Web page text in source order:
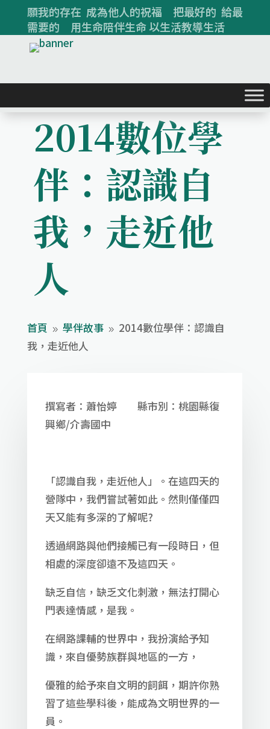
願我的存在 成為他人的祝福 把最好的 給最
需要的 用生命陪伴生命 以生活教導生活
2014數位學
伴：認識自
我，走近他
人
首頁 9 學伴故事 9 2014數位學伴：認識自
我，走近他人
撰寫者：蕭怡婷 縣市別：桃園縣復
興鄉/介壽國中
「認識自我，走近他人」。在這四天的
營隊中，我們嘗試著如此。然則僅僅四
天又能有多深的了解呢?
透過網路與他們接觸已有一段時日，但
相處的深度卻遠不及這四天。
缺乏自信，缺乏文化刺激，無法打開心
門表達情感，是我。
在網路課輔的世界中，我扮演給予知
識，來自優勢族群與地區的一方，
優雅的給予來自文明的飼餌，期許你熟
習了這些學科後，能成為文明世界的一
員。